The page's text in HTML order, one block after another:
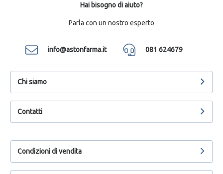
Hai bisogno di aiuto?
Parla con un nostro esperto
info@astonfarma.it 081 624679
Chi siamo
Contatti
Condizioni di vendita